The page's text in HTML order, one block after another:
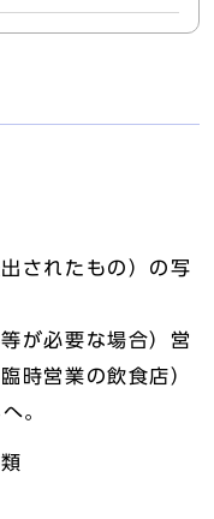
されたもの）の写
が必要な場合）営
時営業の飲食店）
。